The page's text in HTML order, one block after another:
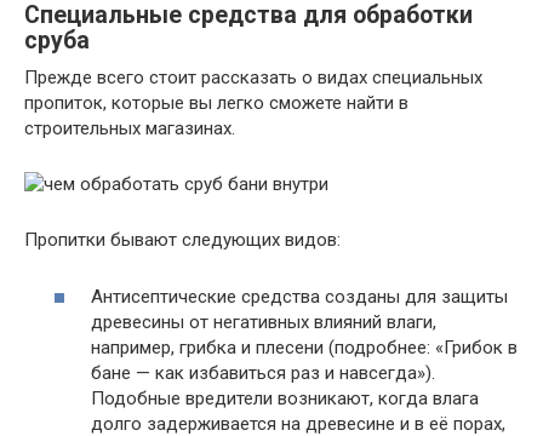
Специальные средства для обработки
сруба
Прежде всего стоит рассказать о видах специальных
пропиток, которые вы легко сможете найти в
строительных магазинах.
Пропитки бывают следующих видов:
Антисептические средства созданы для защиты
древесины от негативных влияний влаги,
например, грибка и плесени (подробнее: «Грибок в
бане — как избавиться раз и навсегда»).
Подобные вредители возникают, когда влага
долго задерживается на древесине и в её порах,